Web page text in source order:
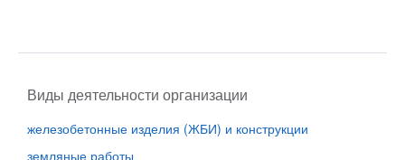
Виды деятельности организации
железобетонные изделия (ЖБИ) и конструкции
земляные работы